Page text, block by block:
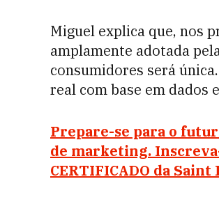
Miguel explica que, nos
amplamente adotada
consumidores será
real com base em
Prepare-se para o
de marketing.
CERTIFICADO da Saint